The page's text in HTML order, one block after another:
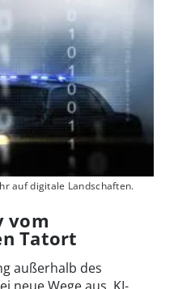
auf digitale Landschaften.
vom
Tatort
außerhalb des